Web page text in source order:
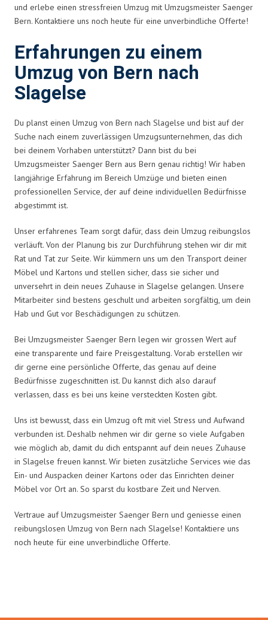
und erlebe einen stressfreien Umzug mit Umzugsmeister Saenger
Bern. Kontaktiere uns noch heute für eine unverbindliche Offerte!
Erfahrungen zu einem
Umzug von Bern nach
Slagelse
Du planst einen Umzug von Bern nach Slagelse und bist auf der
Suche nach einem zuverlässigen Umzugsunternehmen, das dich
bei deinem Vorhaben unterstützt? Dann bist du bei
Umzugsmeister Saenger Bern aus Bern genau richtig! Wir haben
langjährige Erfahrung im Bereich Umzüge und bieten einen
professionellen Service, der auf deine individuellen Bedürfnisse
abgestimmt ist.
Unser erfahrenes Team sorgt dafür, dass dein Umzug reibungslos
verläuft. Von der Planung bis zur Durchführung stehen wir dir mit
Rat und Tat zur Seite. Wir kümmern uns um den Transport deiner
Möbel und Kartons und stellen sicher, dass sie sicher und
unversehrt in dein neues Zuhause in Slagelse gelangen. Unsere
Mitarbeiter sind bestens geschult und arbeiten sorgfältig, um dein
Hab und Gut vor Beschädigungen zu schützen.
Bei Umzugsmeister Saenger Bern legen wir grossen Wert auf
eine transparente und faire Preisgestaltung. Vorab erstellen wir
dir gerne eine persönliche Offerte, das genau auf deine
Bedürfnisse zugeschnitten ist. Du kannst dich also darauf
verlassen, dass es bei uns keine versteckten Kosten gibt.
Uns ist bewusst, dass ein Umzug oft mit viel Stress und Aufwand
verbunden ist. Deshalb nehmen wir dir gerne so viele Aufgaben
wie möglich ab, damit du dich entspannt auf dein neues Zuhause
in Slagelse freuen kannst. Wir bieten zusätzliche Services wie das
Ein- und Auspacken deiner Kartons oder das Einrichten deiner
Möbel vor Ort an. So sparst du kostbare Zeit und Nerven.
Vertraue auf Umzugsmeister Saenger Bern und geniesse einen
reibungslosen Umzug von Bern nach Slagelse! Kontaktiere uns
noch heute für eine unverbindliche Offerte.